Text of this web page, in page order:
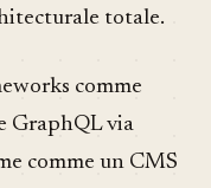
totale.
comme
GraphQL via
comme un CMS